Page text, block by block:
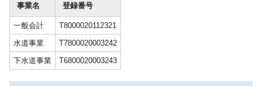
事業名 登録番号
一般会計
T8000020112321
水道事業
T7800020003242
下水道事業
T6800020003243